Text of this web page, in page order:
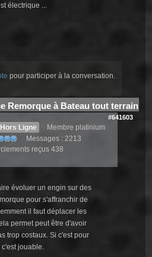
électrique ...
pour participer à la conversation.
Remorque à Bateau tout terrain
#641603
Hors Ligne
Membre platinium
Messages : 2213
reçus 438
évoluer un engin sur des
pour s'affranchir de
il faut déplacer les
permet peut être d'avoir
trop costaux. Si c'est pour
jouable.